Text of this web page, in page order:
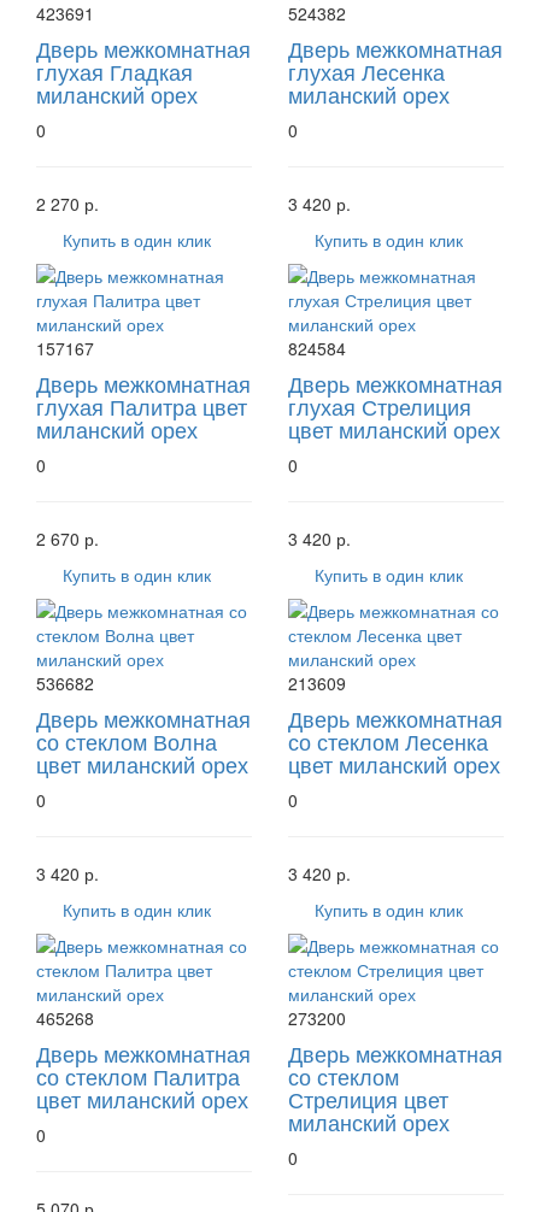
423691
Дверь межкомнатная
глухая Гладкая
миланский орех
0
2 270 р.
Купить в один клик
524382
Дверь межкомнатная
глухая Лесенка
миланский орех
0
3 420 р.
Купить в один клик
157167
Дверь межкомнатная
глухая Палитра цвет
миланский орех
0
2 670 р.
Купить в один клик
824584
Дверь межкомнатная
глухая Стрелиция
цвет миланский орех
0
3 420 р.
Купить в один клик
536682
Дверь межкомнатная
со стеклом Волна
цвет миланский орех
0
3 420 р.
Купить в один клик
213609
Дверь межкомнатная
со стеклом Лесенка
цвет миланский орех
0
3 420 р.
Купить в один клик
465268
Дверь межкомнатная
со стеклом Палитра
цвет миланский орех
0
273200
Дверь межкомнатная
со стеклом
Стрелиция цвет
миланский орех
0